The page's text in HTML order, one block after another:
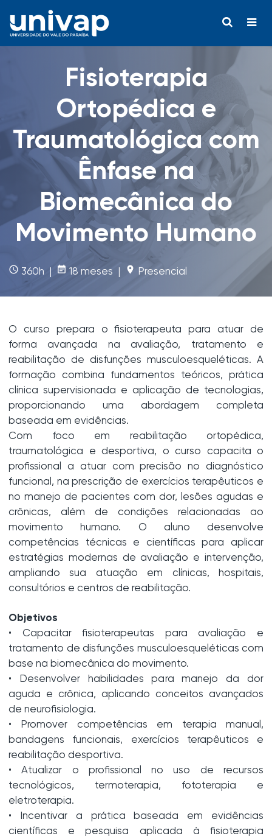
Fisioterapia
Ortopédica e
Traumatológica com
Ênfase na
Biomecânica do
Movimento Humano
access_time 360h | event_note 18 meses | room Presencial
O curso prepara o fisioterapeuta para atuar de
forma avançada na avaliação, tratamento e
reabilitação de disfunções musculoesqueléticas. A
formação combina fundamentos teóricos, prática
clínica supervisionada e aplicação de tecnologias,
proporcionando uma abordagem completa
baseada em evidências.
Com foco em reabilitação ortopédica,
traumatológica e desportiva, o curso capacita o
profissional a atuar com precisão no diagnóstico
funcional, na prescrição de exercícios terapêuticos e
no manejo de pacientes com dor, lesões agudas e
crônicas, além de condições relacionadas ao
movimento humano. O aluno desenvolve
competências técnicas e científicas para aplicar
estratégias modernas de avaliação e intervenção,
ampliando sua atuação em clínicas, hospitais,
consultórios e centros de reabilitação.
Objetivos
• Capacitar fisioterapeutas para avaliação e
tratamento de disfunções musculoesqueléticas com
base na biomecânica do movimento.
• Desenvolver habilidades para manejo da dor
aguda e crônica, aplicando conceitos avançados
de neurofisiologia.
• Promover competências em terapia manual,
bandagens funcionais, exercícios terapêuticos e
reabilitação desportiva.
• Atualizar o profissional no uso de recursos
tecnológicos, termoterapia, fototerapia e
eletroterapia.
• Incentivar a prática baseada em evidências
científicas e pesquisa aplicada à fisioterapia